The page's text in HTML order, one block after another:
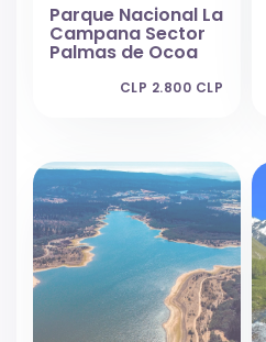
Parque Nacional La
Campana Sector
Palmas de Ocoa
CLP 2.800 CLP